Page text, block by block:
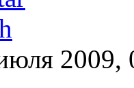
2009,